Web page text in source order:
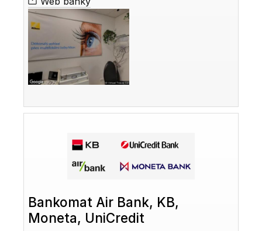
Bankomat Air Bank, KB,
Moneta, UniCredit